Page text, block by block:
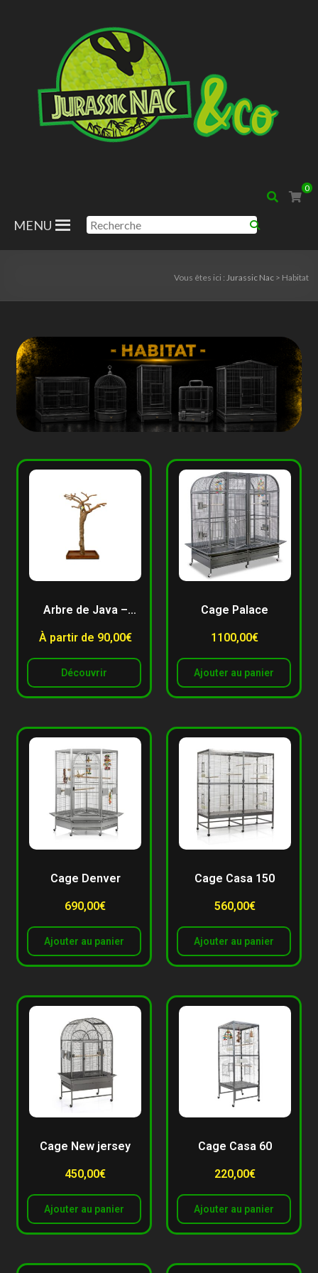
0
MENU
Vous êtes ici : Jurassic Nac> Habitat
Arbre de Java –
Gigabird
À partir de 90,00€
Découvrir
Cage Palace
1100,00€
Ajouter au panier
Cage Denver
690,00€
Ajouter au panier
Cage Casa 150
560,00€
Ajouter au panier
Cage New jersey
450,00€
Ajouter au panier
Cage Casa 60
220,00€
Ajouter au panier